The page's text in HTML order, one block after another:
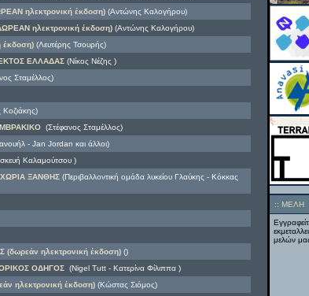
ηλεκτρονική έκδοση)(Αντώνης Καλογήρου)
ηλεκτρονική έκδοση)(Αντώνης Καλογήρου)
(Λευτέρης Τσουρής)
ΕΛΛΑΔΑΣ(Νίκος Νέζης )
Σταμέλλος)
(Στέφανος Σταμέλλος)
- Jan Jordan και άλλοι)
Καλαμούτσου )
ΞΑΝΘΗΣ(Περιβαλλοντική ομάδα λυκείου Γλαύκης - Κόκκας
ηλεκτρονική έκδοση) ()
ΟΔΗΓΟΣ (Nigel Tutt - Κατερίνα Φίλιππα )
ηλεκτρονική έκδοση)(Κώστας Σιόμος)
:: ΜΕΛΗ
μελών